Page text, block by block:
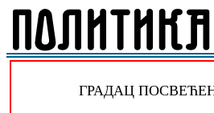
ГРАДАЦ